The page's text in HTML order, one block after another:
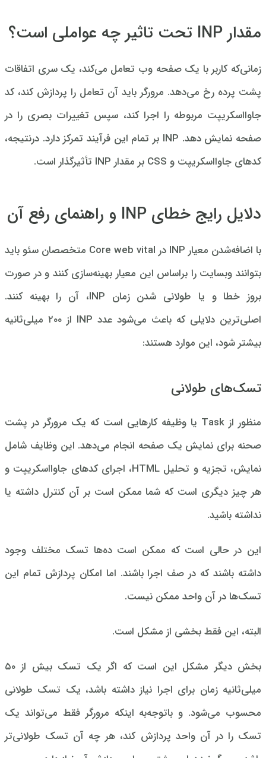
مقدار INP تحت تاثیر چه عواملی است؟
زمانی‌که کاربر با یک صفحه وب تعامل می‌کند، یک سری اتفاقات
پشت پرده رخ می‌دهد. مرورگر باید آن تعامل را پردازش کند، کد
جاوااسکریپت مربوطه را اجرا کند، سپس تغییرات بصری را در
صفحه نمایش دهد. INP بر تمام این فرآیند تمرکز دارد. درنتیجه،
کدهای جاوااسکریپت و CSS بر مقدار INP تأثیرگذار است.
دلایل رایج خطای INP و راهنمای رفع آن
با اضافه‌شدن معیار INP در Core web vital متخصصان سئو باید
بتوانند وبسایت را براساس این معیار بهینه‌سازی کنند و در صورت
بروز خطا و یا طولانی شدن زمان INP، آن را بهینه کنند.
اصلی‌ترین دلایلی که باعث می‌شود عدد INP از ۲۰۰ میلی‌ثانیه
بیشتر شود، این موارد هستند:
تسک‌های طولانی
منظور از Task یا وظیفه کارهایی است که یک مرورگر در پشت
صحنه برای نمایش یک صفحه انجام می‌دهد. این وظایف شامل
نمایش، تجزیه و تحلیل HTML، اجرای کدهای جاوااسکریپت و
هر چیز دیگری است که شما ممکن است بر آن کنترل داشته یا
نداشته باشید.
این در حالی است که ممکن است ده‌ها تسک مختلف وجود
داشته باشند که در صف اجرا باشند. اما امکان پردازش تمام این
تسک‌ها در آن واحد ممکن نیست.
البته، این فقط بخشی از مشکل است.
بخش دیگر مشکل این است که اگر یک تسک بیش از ۵۰
میلی‌ثانیه زمان برای اجرا نیاز داشته باشد، یک تسک طولانی
محسوب می‌شود. و باتوجه‌به اینکه مرورگر فقط می‌تواند یک
تسک را در آن واحد پردازش کند، هر چه آن تسک طولانی‌تر